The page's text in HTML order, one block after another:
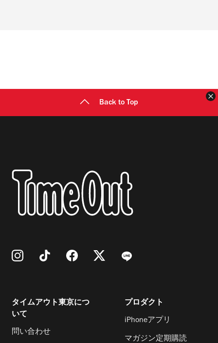
Back to Top
タイムアウト東京につ
いて
問い合わせ
プロダクト
iPhoneアプリ
マガジン定期購読